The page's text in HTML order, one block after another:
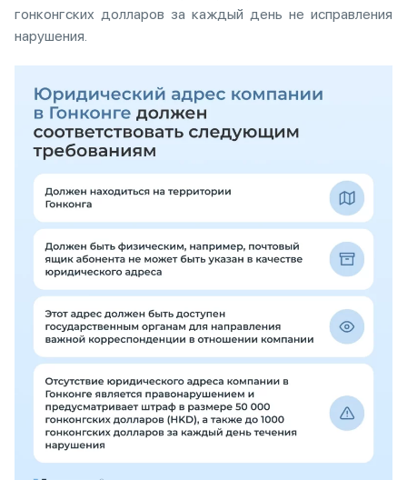
гонконгских долларов за каждый день не исправления
нарушения.